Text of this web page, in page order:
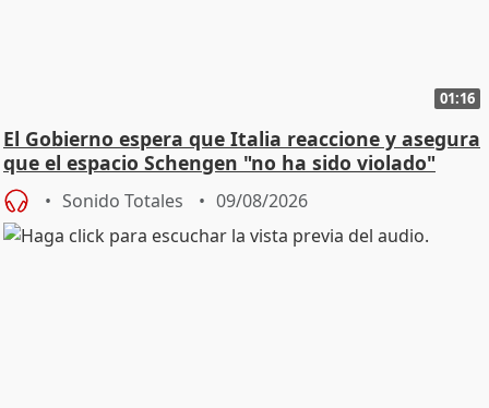
01:16
El Gobierno espera que Italia reaccione y asegura
que el espacio Schengen "no ha sido violado"
Sonido Totales 09/08/2026